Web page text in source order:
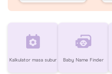
Kalkulator masa subur Baby Name Finder